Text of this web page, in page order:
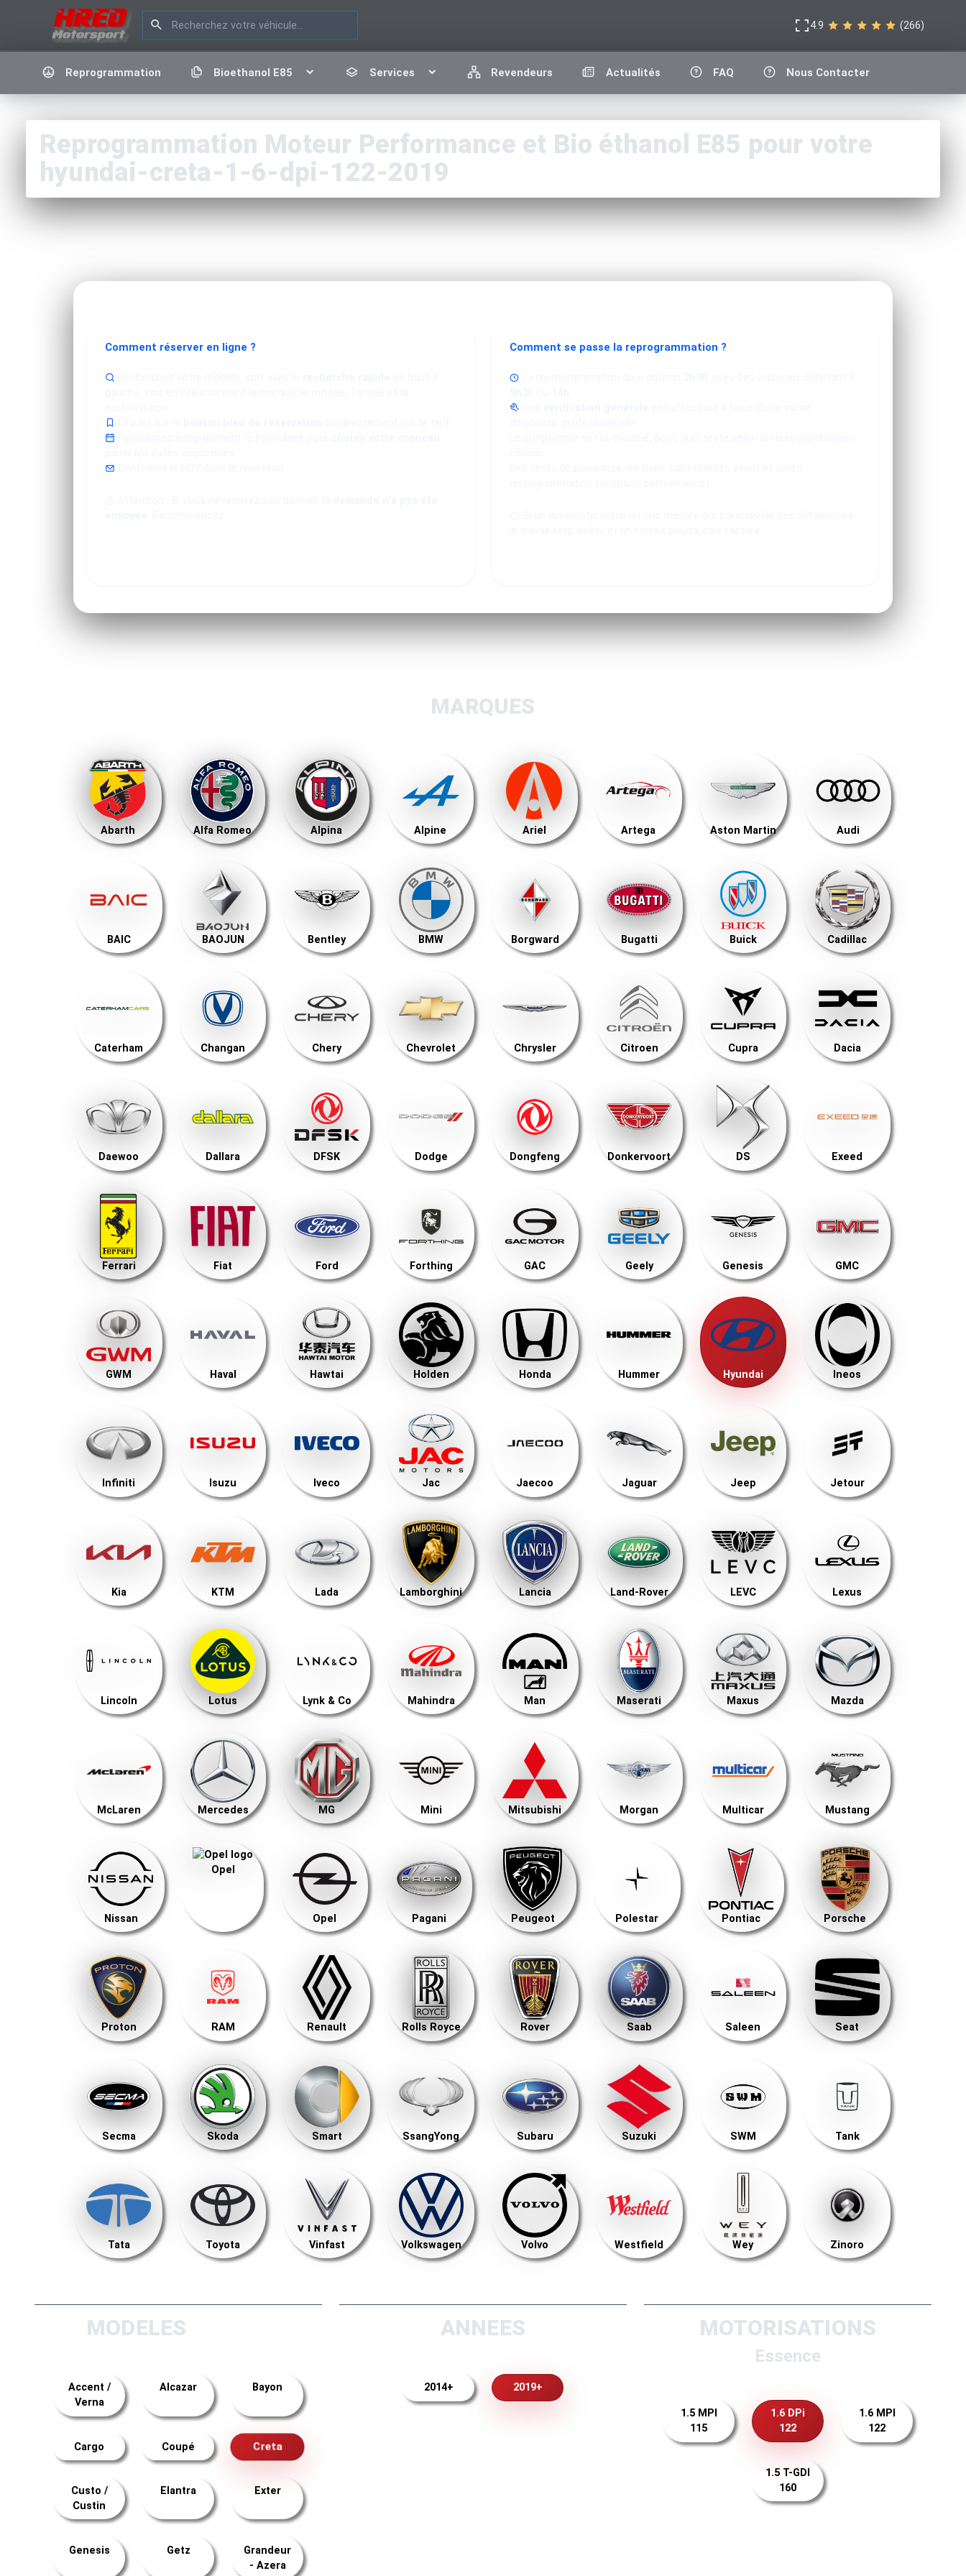
4.9 (266)
Reprogrammation Bioethanol E85 Services Revendeurs Actualités FAQ Nous Contacter
Reprogrammation Moteur Performance et Bio éthanol E85 pour votre
hyundai-creta-1-6-dpi-122-2019
Comment réserver en ligne ? Comment se passe la reprogrammation ?
MARQUES
Abarth Alfa Romeo Alpina Alpine Ariel Artega Aston Martin Audi
BAIC BAOJUN Bentley BMW Borgward Bugatti Buick Cadillac
Caterham Changan Chery Chevrolet Chrysler Citroen Cupra Dacia
Daewoo Dallara DFSK Dodge Dongfeng Donkervoort DS Exeed
Ferrari Fiat Ford Forthing GAC Geely Genesis GMC
GWM Haval Hawtai Holden Honda Hummer Hyundai Ineos
Infiniti Isuzu Iveco Jac Jaecoo Jaguar Jeep Jetour
Kia KTM Lada Lamborghini Lancia Land-Rover LEVC Lexus
Lincoln Lotus Lynk & Co Mahindra Man Maserati Maxus Mazda
McLaren Mercedes MG Mini Mitsubishi Morgan Multicar Mustang
Nissan
Opel
Opel Pagani Peugeot Polestar Pontiac Porsche
Proton RAM Renault Rolls Royce Rover Saab Saleen Seat
Secma Skoda Smart SsangYong Subaru Suzuki SWM Tank
Tata Toyota Vinfast Volkswagen Volvo Westfield Wey Zinoro
MODELES
Accent /
Verna
Alcazar Bayon
Cargo Coupé Creta
Custo /
Custin
Elantra Exter
Genesis Getz
Grandeur
- Azera
ANNEES
2014+ 2019+
MOTORISATIONS
Essence
1.5 MPI
115
1.6 DPi
122
1.6 MPI
122
1.5 T-GDI
160